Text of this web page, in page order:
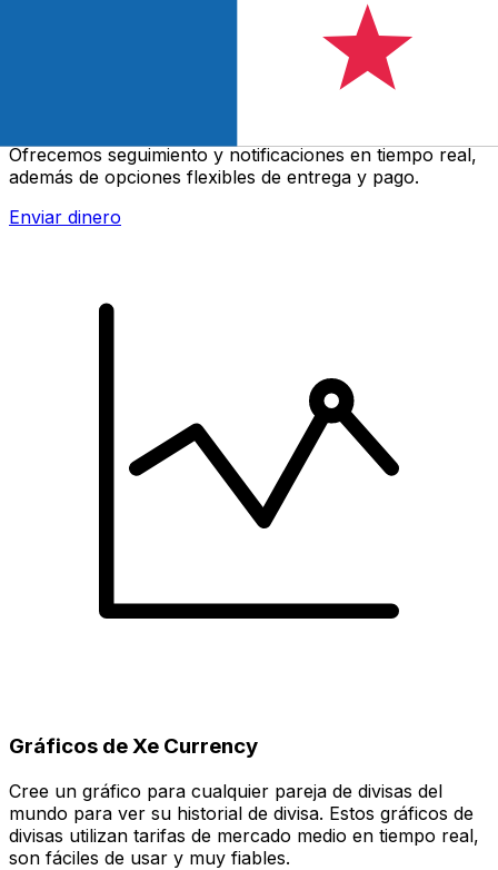
Transferencias de dinero internacionales Xe
Ofrecemos seguimiento y notificaciones en tiempo real,
además de opciones flexibles de entrega y pago.
Enviar dinero
Gráficos de Xe Currency
Cree un gráfico para cualquier pareja de divisas del
mundo para ver su historial de divisa. Estos gráficos de
divisas utilizan tarifas de mercado medio en tiempo real,
son fáciles de usar y muy fiables.